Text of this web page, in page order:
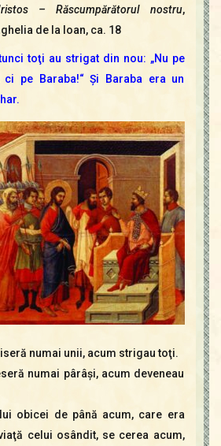
– Răscumpărătorul nostru,
de la Ioan, ca. 18
toţi au strigat din nou: „Nu pe
ci pe Baraba!“ Şi Baraba era un
numai unii, acum strigau toţi.
numai pârâşi, acum deveneau
obicei de până acum, care era
celui osândit, se cerea acum,